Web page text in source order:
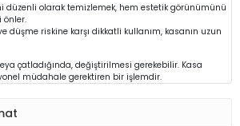
düzenli olarak temizlemek, hem estetik görünümünü
önler.
düşme riskine karşı dikkatli kullanım, kasanın uzun
çatladığında, değiştirilmesi gerekebilir. Kasa
müdahale gerektiren bir işlemdir.